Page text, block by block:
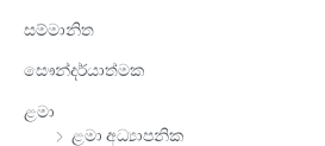
සම්මානිත
සෞන්දර්යාත්මක
ළමා
ළමා අධ්‍යාපනික